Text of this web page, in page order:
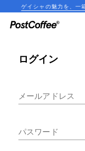
ゲイシャの魅力を、一
close
コーヒーマップ
ログイン
メールアドレス
パスワード